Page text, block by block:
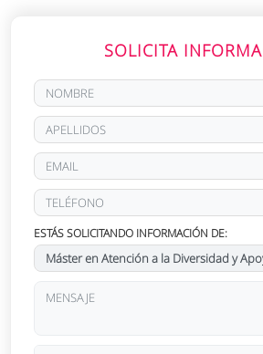
ESTÁS SOLICITANDO INFORMACIÓN DE: